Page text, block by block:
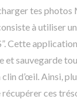
tes photos
à utiliser
Cette
et sauvegarde
d’œil. Ainsi,
ces